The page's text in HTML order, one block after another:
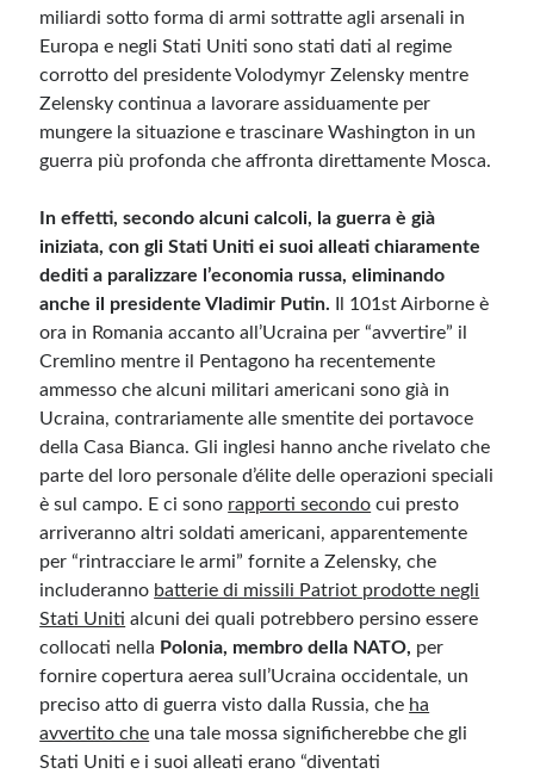
miliardi sotto forma di armi sottratte agli arsenali in
Europa e negli Stati Uniti sono stati dati al regime
corrotto del presidente Volodymyr Zelensky mentre
Zelensky continua a lavorare assiduamente per
mungere la situazione e trascinare Washington in un
guerra più profonda che affronta direttamente Mosca.
In effetti, secondo alcuni calcoli, la guerra è già
iniziata, con gli Stati Uniti ei suoi alleati chiaramente
dediti a paralizzare l’economia russa, eliminando
anche il presidente Vladimir Putin.
Il 101st Airborne è
ora in Romania accanto all’Ucraina per “avvertire” il
Cremlino mentre il Pentagono ha recentemente
ammesso che alcuni militari americani sono già in
Ucraina, contrariamente alle smentite dei portavoce
della Casa Bianca. Gli inglesi hanno anche rivelato che
parte del loro personale d’élite delle operazioni speciali
è sul campo. E ci sono rapporti secondo cui presto
arriveranno altri soldati americani, apparentemente
per “rintracciare le armi” fornite a Zelensky, che
includeranno batterie di missili Patriot prodotte negli
Stati Uniti alcuni dei quali potrebbero persino essere
collocati nella Polonia, membro della NATO, per
fornire copertura aerea sull’Ucraina occidentale, un
preciso atto di guerra visto dalla Russia, che ha
avvertito che una tale mossa significherebbe che gli
Stati Uniti e i suoi alleati erano “diventati